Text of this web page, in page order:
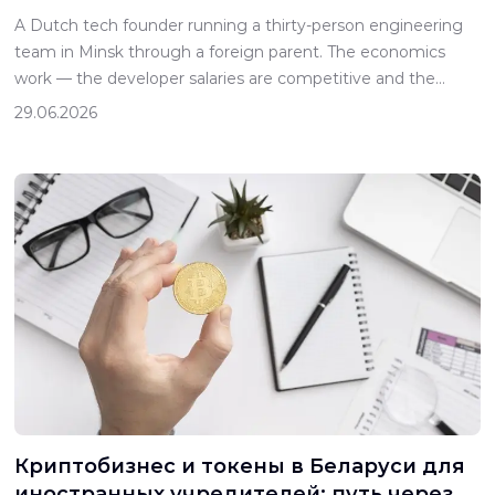
подачи из-за рубежа
A Dutch tech founder running a thirty-person engineering
team in Minsk through a foreign parent. The economics
work — the developer salaries are competitive and the
talent is real — but the corporate income tax exposure on
layer. The […]
29.06.2026
Криптобизнес и токены в Беларуси для